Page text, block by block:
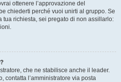
ottenere l’approvazione del
chiederti perché vuoi unirti al gruppo. Se
tua richiesta, sei pregato di non assillarlo:
che ne stabilisce anche il leader.
contatta l’amministratore via posta